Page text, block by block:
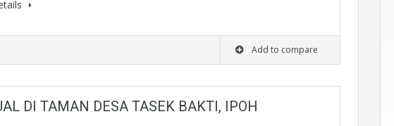
Add to compare
DI TAMAN DESA TASEK BAKTI, IPOH